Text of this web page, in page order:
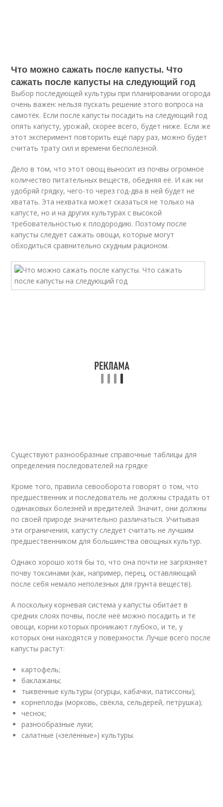
Что можно сажать после капусты. Что
сажать после капусты на следующий год
Выбор последующей культуры при планировании огорода
очень важен: нельзя пускать решение этого вопроса на
самотёк. Если после капусты посадить на следующий год
опять капусту, урожай, скорее всего, будет ниже. Если же
этот эксперимент повторить ещё пару раз, можно будет
считать трату сил и времени бесполезной.
Дело в том, что этот овощ выносит из почвы огромное
количество питательных веществ, обедняя её. И как ни
удобряй грядку, чего-то через год-два в ней будет не
хватать. Эта нехватка может сказаться не только на
капусте, но и на других культурах с высокой
требовательностью к плодородию. Поэтому после
капусты следует сажать овощи, которые могут
обходиться сравнительно скудным рационом.
Существуют разнообразные справочные таблицы для
определения последователей на грядке
Кроме того, правила севооборота говорят о том, что
предшественник и последователь не должны страдать от
одинаковых болезней и вредителей. Значит, они должны
по своей природе значительно различаться. Учитывая
эти ограничения, капусту следует считать не лучшим
предшественником для большинства овощных культур.
Однако хорошо хотя бы то, что она почти не загрязняет
почву токсинами (как, например, перец, оставляющий
после себя немало неполезных для грунта веществ).
А поскольку корневая система у капусты обитает в
средних слоях почвы, после неё можно посадить и те
овощи, корни которых проникают глубоко, и те, у
которых они находятся у поверхности. Лучше всего после
капусты растут:
картофель;
баклажаны;
тыквенные культуры (огурцы, кабачки, патиссоны);
корнеплоды (морковь, свёкла, сельдерей, петрушка);
чеснок;
разнообразные луки;
салатные («зеленные») культуры.